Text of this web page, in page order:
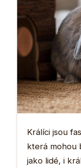
Králíci jsou
která mohou
jako lidé, i